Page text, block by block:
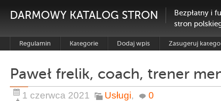
DARMOWY KATALOG STRON
Bezpłatny i
stron
Regulamin Kategorie Dodaj wpis Zasugeruj
Paweł frelik, coach, trener
1 czerwca 2021 Usługi, 0